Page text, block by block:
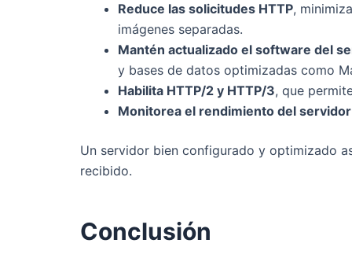
Reduce las solicitudes HTTP,
imágenes separadas.
Mantén actualizado el software del
y bases de datos optimizadas como
Habilita HTTP/2 y HTTP/3, que
Monitorea el rendimiento del servidor
Un servidor bien configurado y optimizado
recibido.
Conclusión